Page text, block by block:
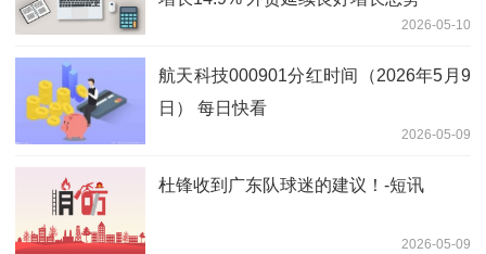
2026-05-10
航天科技000901分红时间（2026年5月9
日） 每日快看
2026-05-09
杜锋收到广东队球迷的建议！-短讯
2026-05-09